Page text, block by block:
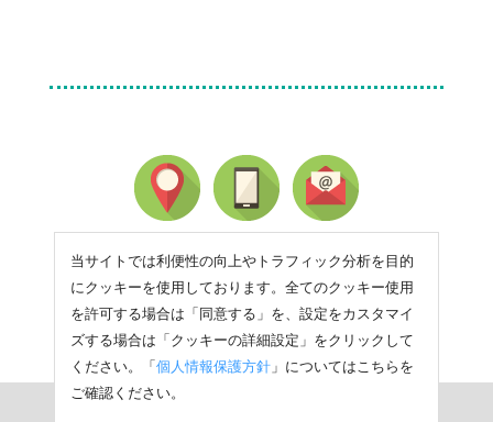
当サイトでは利便性の向上やトラフィック分析を目的
にクッキーを使用しております。全てのクッキー使用
を許可する場合は「同意する」を、設定をカスタマイ
ズする場合は「クッキーの詳細設定」をクリックして
ください。「個人情報保護方針 」についてはこちらを
ご確認ください。